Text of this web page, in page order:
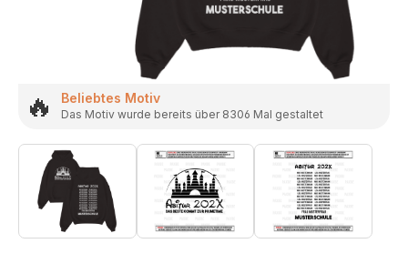
🔥 Beliebtes Motiv
Das Motiv wurde bereits über 8306 Mal gestaltet